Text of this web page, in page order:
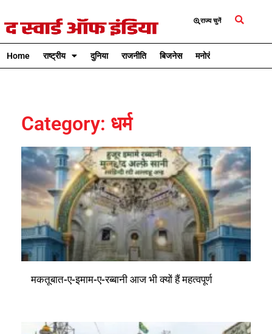
राज्य चुनें
Home राष्ट्रीय दुनिया राजनीति बिजनेस मनोरंजन
Category: धर्म
मकतूबात-ए-इमाम-ए-रब्बानी आज भी क्यों हैं महत्वपूर्ण